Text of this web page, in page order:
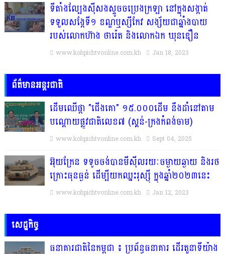
ទីតាំងល្បែងស៊ីសងស្ទូចចប្រេងក្រឡា នៅក្នុងសង្កាត់
ទទួលសង្កែទី១ ខណ្ឌឬស្សីកែវ សង្ស័យជាឆ្នាំងបាយ
របស់លោកហ៊ាង ថារ៉េត និងលោកឯក ឃុនឌឿន
www.kohpichtvonline.com.kh Jan 18, 2023
ព័ត៌មានអន្តរជាតិ
ដើមឈើផ្កា "ជើងគោ" ១៥.០០០ដើម នឹងដាំនៅតាម
បណ្តោយផ្លូវជាតិលេខ៧ (ស្គន់-ក្រងកំពង់ចាម)
www.kohpichtvonline.com.kh Sept 04, 2025
អ៊ុយក្រែន ទទូចចង់បានមីស៊ីលរយៈចម្ងាយឆ្ងាយ និងរថ
ក្រោះធុនធ្ងន់ ដើម្បីយកឈ្នះរុស្ស៉ី ក្នុងឆ្នាំ២០២៣នេះ
www.kohpichtvonline.com.kh Jan 12, 2023
សេដ្ឋកិច្ច
ធនាគារជាតិនៃកម្ពុជា ៖ ប្រព័ន្ធធនាគារ ដើរតួនាទីយ៉ាង